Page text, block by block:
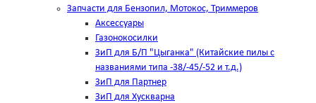
Запчасти для Бензопил, Мотокос, Триммеров
Аксессуары
Газонокосилки
ЗиП для Б/П "Цыганка" (Китайские пилы с
названиями типа -38/-45/-52 и т.д.)
ЗиП для Партнер
ЗиП для Хускварна